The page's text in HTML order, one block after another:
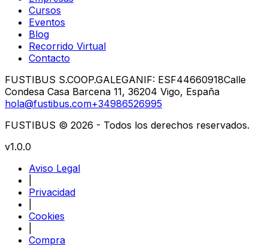
Cursos
Eventos
Blog
Recorrido Virtual
Contacto
FUSTIBUS S.COOP.GALEGANIF: ESF44660918Calle
Condesa Casa Barcena 11, 36204 Vigo, España
hola@fustibus.com+34986526995
FUSTIBUS © 2026 - Todos los derechos reservados.
v1.0.0
Aviso Legal
Privacidad
Cookies
Compra